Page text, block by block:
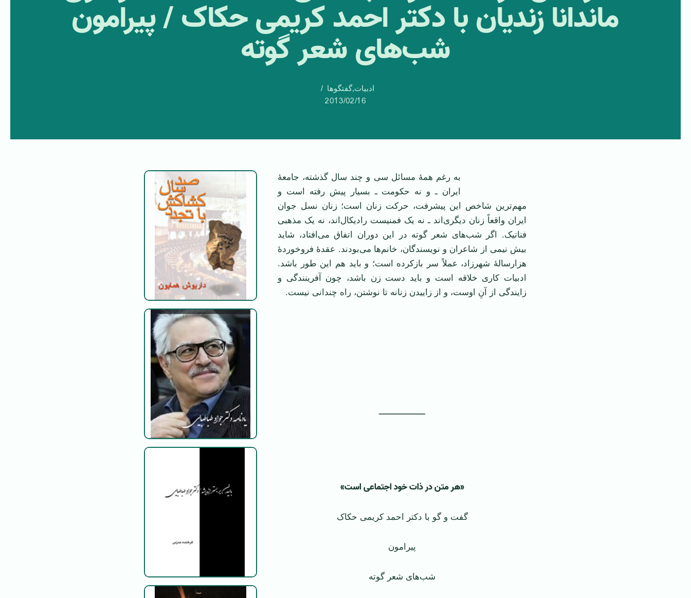
ماندانا زندیان با دکتر احمد کریمی حکاک / پیرامون
شب‌های شعر گوته
ادبیات,گفتگوها
2013/02/16
به رغم همۀ مسائل سی و چند سال گذشته، جامعۀ
ایران ـ و نه حکومت ـ بسیار پیش رفته است و
مهم‌ترین شاخص این پیشرفت، حرکت زنان است؛ زنان نسل جوان
ایران واقعاً زنان دیگری‌اند ـ نه یک فمنیست رادیکال‌اند، نه یک مذهبی
فناتیک. اگر شب‌های شعر گوته در این دوران اتفاق می‌افتاد، شاید
بیش نیمی از شاعران و نویسندگان، خانم‌ها می‌بودند. عقدۀ فروخوردۀ
هزارسالۀ شهرزاد، عملاً سر بازکرده است؛ و باید هم این طور باشد.
ادبیات کاری خلاقه است و باید دست زن باشد، چون آفرینندگی و
زایندگی از آنِ اوست، و از زاییدن زنانه تا نوشتن، راه چندانی نیست.
‌ــــــــــــــــــ
«هر متن در ذات خود اجتماعی است»
گفت و گو با دکتر احمد کریمی حکاک
پیرامون
شب‌های شعر گوته